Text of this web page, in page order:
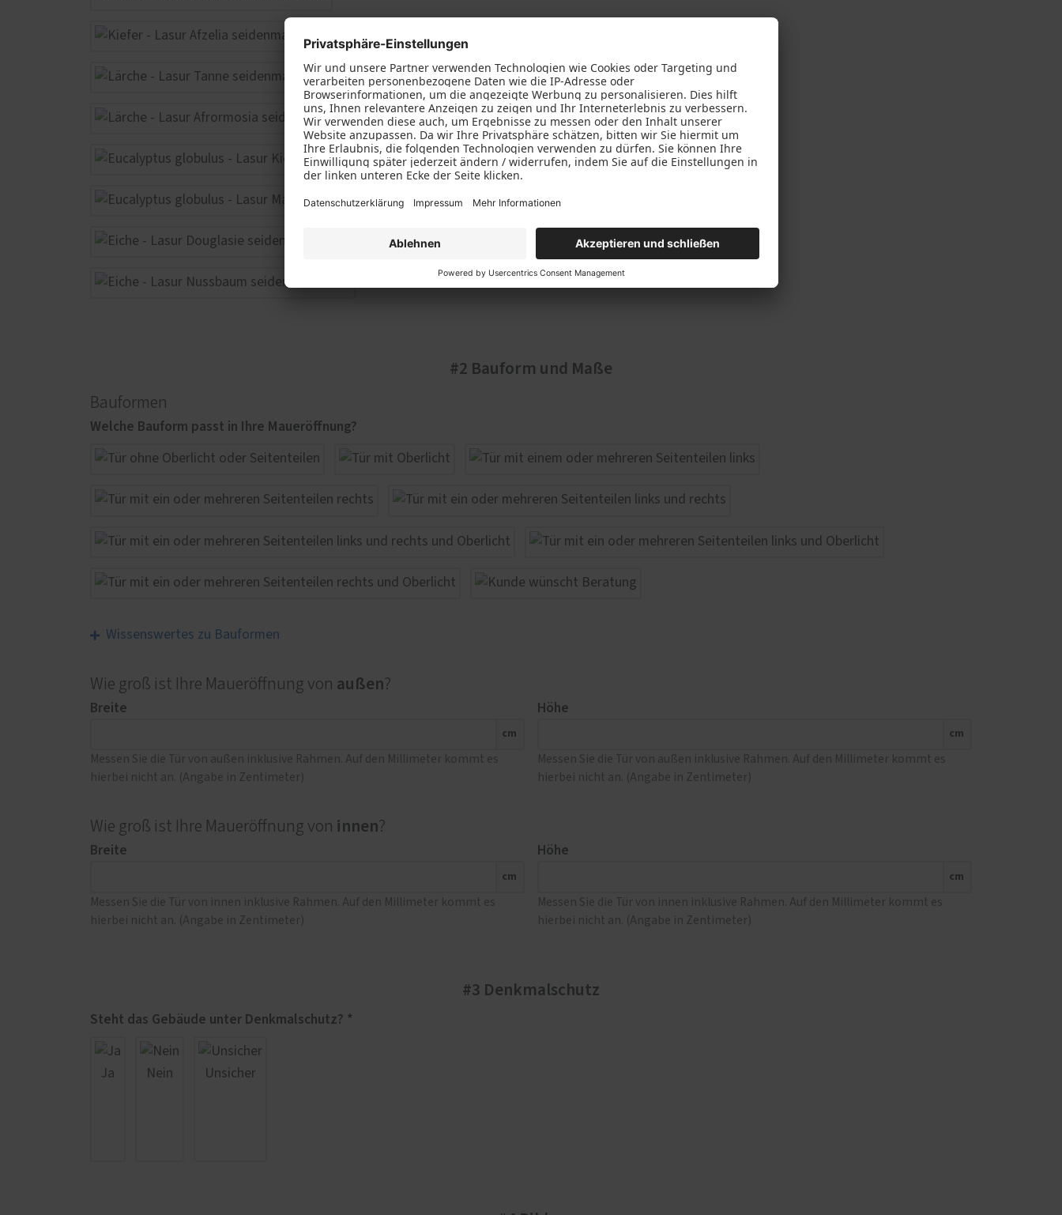
#2 Bauform und Maße
Bauformen
Welche Bauform passt in Ihre Maueröffnung?
Wissenswertes zu Bauformen
Wie groß ist Ihre Maueröffnung von außen?
Breite
cm
Messen Sie die Tür von außen inklusive Rahmen. Auf den Millimeter kommt es
hierbei nicht an. (Angabe in Zentimeter)
Höhe
cm
Messen Sie die Tür von außen inklusive Rahmen. Auf den Millimeter kommt es
hierbei nicht an. (Angabe in Zentimeter)
Wie groß ist Ihre Maueröffnung von innen?
Breite
cm
Messen Sie die Tür von innen inklusive Rahmen. Auf den Millimeter kommt es
hierbei nicht an. (Angabe in Zentimeter)
Höhe
cm
Messen Sie die Tür von innen inklusive Rahmen. Auf den Millimeter kommt es
hierbei nicht an. (Angabe in Zentimeter)
#3 Denkmalschutz
Steht das Gebäude unter Denkmalschutz? *
Ja Nein Unsicher